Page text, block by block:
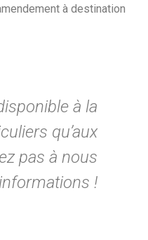
à destination
à la
qu’aux
pas à nous
!